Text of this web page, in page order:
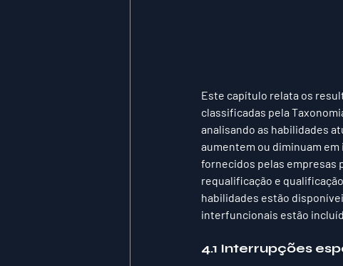
Este capítulo relata os
classificadas pela
analisando as habilidades
aumentem ou diminuam
fornecidos pelas empresas
requalificação e
habilidades estão
interfuncionais estão
4.1 Interrupções